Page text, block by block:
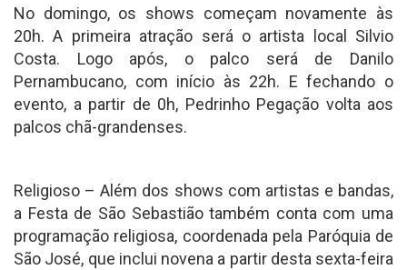
No domingo, os shows começam novamente às
20h. A primeira atração será o artista local Silvio
Costa. Logo após, o palco será de Danilo
Pernambucano, com início às 22h. E fechando o
evento, a partir de 0h, Pedrinho Pegação volta aos
palcos chã-grandenses.
Religioso – Além dos shows com artistas e bandas,
a Festa de São Sebastião também conta com uma
programação religiosa, coordenada pela Paróquia de
São José, que inclui novena a partir desta sexta-feira